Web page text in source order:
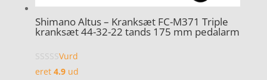
Shimano Altus – Kranksæt FC-M371 Triple
kranksæt 44-32-22 tands 175 mm pedalarm
Vurd
eret 4.9ud